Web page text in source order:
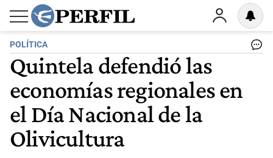
POLÍTICA
Quintela defendió las
economías regionales en
el Día Nacional de la
Olivicultura